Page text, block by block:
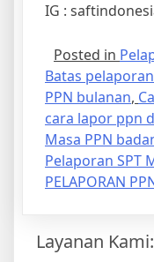
IG :
Posted in
Batas
PPN bulanan,
cara lapor ppn
Masa PPN
Pelaporan SPT
PELAPORAN
Layanan Kami: